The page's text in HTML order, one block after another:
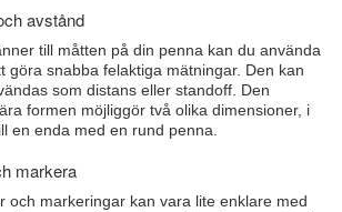
avstånd
till måtten på din penna kan du använda
göra snabba felaktiga mätningar. Den kan
som distans eller standoff. Den
formen möjliggör två olika dimensioner, i
en enda med en rund penna.
markera
och markeringar kan vara lite enklare med